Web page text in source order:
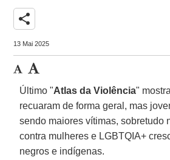
share
13 Mai 2025
Último "Atlas da Violência"
recuaram de forma geral, mas
sendo maiores vítimas, sobretudo
contra mulheres e LGBTQIA+
negros e indígenas.